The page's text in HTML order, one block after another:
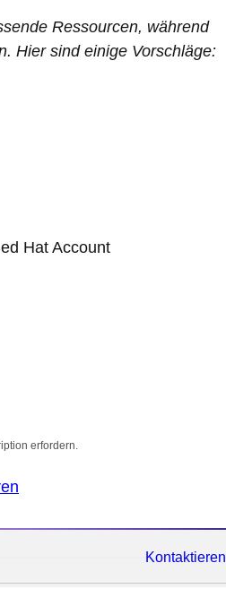
Ressourcen, während
Hier sind einige Vorschläge:
Hat Account
erfordern.
Kontaktieren